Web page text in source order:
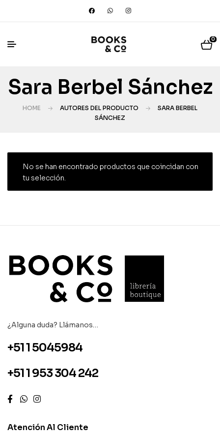
0
Sara Berbel Sánchez
HOME AUTORES DEL PRODUCTO
SARA BERBEL
SÁNCHEZ
No se han encontrado productos que coincidan con
tu selección.
¿Alguna duda? Llámanos…
+51 1 5045984
+51 1 953 304 242
Atención Al Cliente